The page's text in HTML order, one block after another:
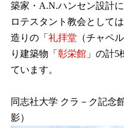
築家・A.N.ハンセン設計に
ロテスタント教会として
造りの「 礼拝堂 （チャペ
り建築物「 彰栄館 」の計
ています。
同志社大学 クラ－ク記念
影）